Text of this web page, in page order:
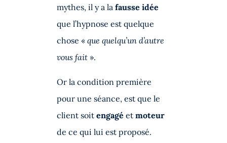
mythes, il y a la fausse idée
que l’hypnose est quelque
chose « que quelqu’un d’autre
vous fait ».
Or la condition première
pour une séance, est que le
client soit engagé et moteur
de ce qui lui est proposé.